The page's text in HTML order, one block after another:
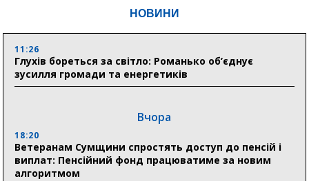
НОВИНИ
11:26
Глухів бореться за світло: Романько об’єднує
зусилля громади та енергетиків
Вчора
18:20
Ветеранам Сумщини спростять доступ до пенсій і
виплат: Пенсійний фонд працюватиме за новим
алгоритмом